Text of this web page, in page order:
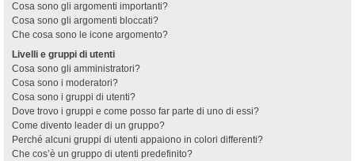
Cosa sono gli argomenti importanti?
Cosa sono gli argomenti bloccati?
Che cosa sono le icone argomento?
Livelli e gruppi di utenti
Cosa sono gli amministratori?
Cosa sono i moderatori?
Cosa sono i gruppi di utenti?
Dove trovo i gruppi e come posso far parte di uno di essi?
Come divento leader di un gruppo?
Perché alcuni gruppi di utenti appaiono in colori differenti?
Che cos’è un gruppo di utenti predefinito?